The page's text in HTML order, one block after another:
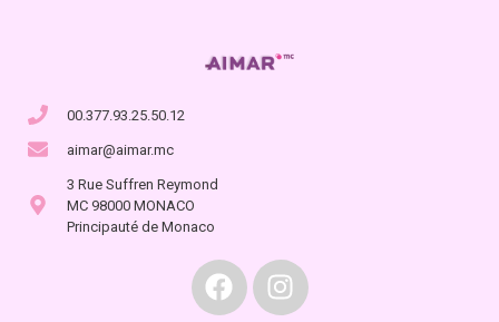
00.377.93.25.50.12
aimar@aimar.mc
3 Rue Suffren Reymond
MC 98000 MONACO
Principauté de Monaco